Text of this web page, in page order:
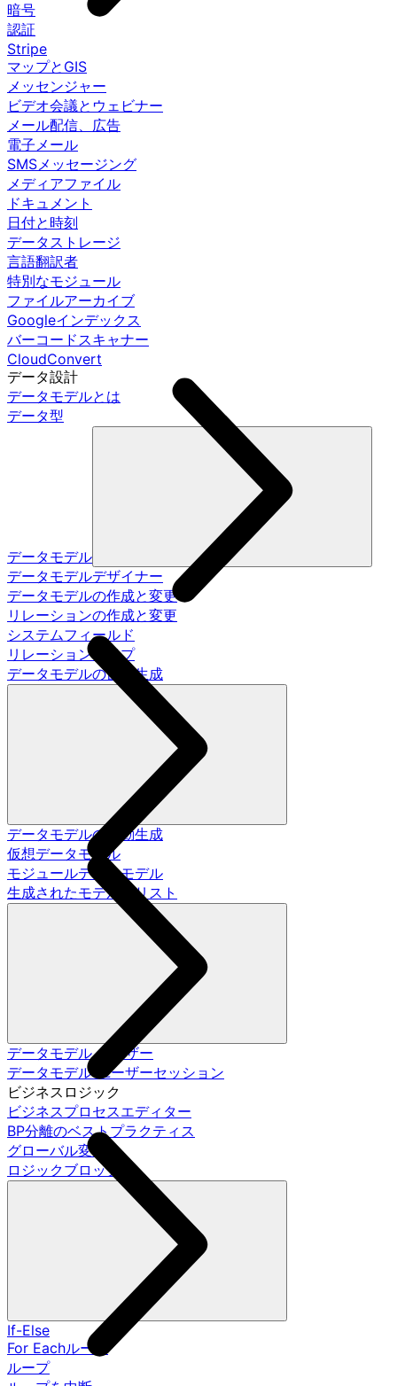
暗号
認証
Stripe
マップとGIS
メッセンジャー
ビデオ会議とウェビナー
メール配信、広告
電子メール
SMSメッセージング
メディアファイル
ドキュメント
日付と時刻
データストレージ
言語翻訳者
特別なモジュール
ファイルアーカイブ
Googleインデックス
バーコードスキャナー
CloudConvert
データ設計
データモデルとは
データ型
データモデル
データモデルデザイナー
データモデルの作成と変更
リレーションの作成と変更
システムフィールド
リレーションタイプ
データモデルの自動生成
データモデルの自動生成
仮想データモデル
モジュールデータモデル
生成されたモデルのリスト
データモデル ユーザー
データモデル ユーザーセッション
ビジネスロジック
ビジネスプロセスエディター
BP分離のベストプラクティス
グローバル変数
ロジックブロック
If-Else
For Eachループ
ループ